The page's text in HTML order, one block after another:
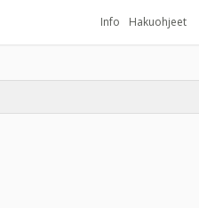
Info Hakuohjeet